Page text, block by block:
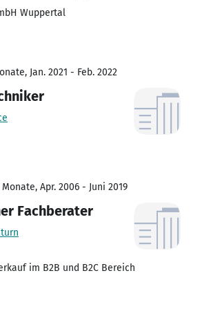
Wuppertal
Jan. 2021 - Feb. 2022
Apr. 2006 - Juni 2019
Fachberater
im B2B und B2C Bereich